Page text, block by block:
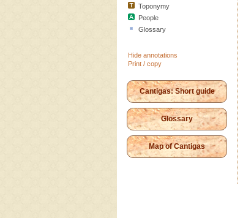
Toponymy
People
Glossary
Hide annotations
Print / copy
Cantigas: Short guide
Glossary
Map of Cantigas